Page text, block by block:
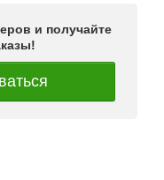
и получайте